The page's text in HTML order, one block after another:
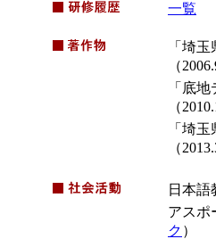
一覧
「埼
（
「底
（
「埼
（
日本語
アスポ
ク ）